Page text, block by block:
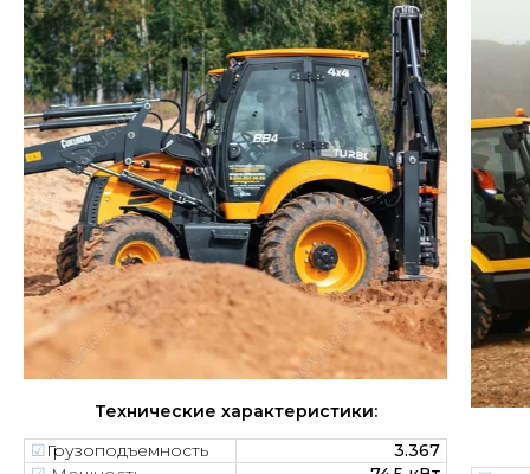
Технические характеристики:
☑︎Грузоподъемность
3.367